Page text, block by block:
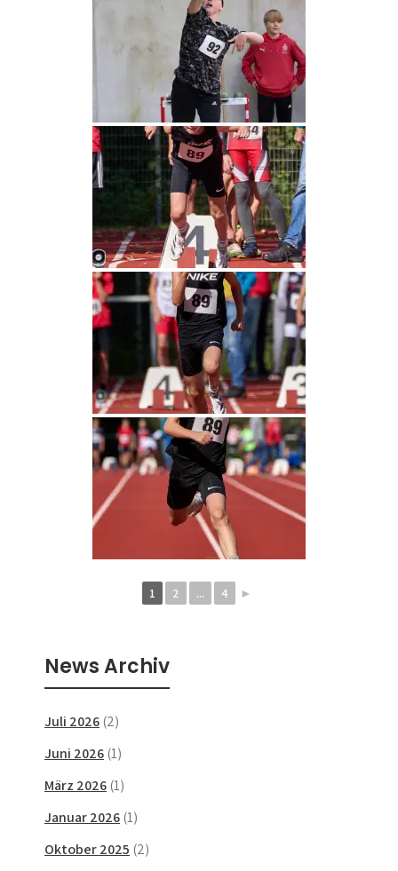
1 2 ... 4 ►
News Archiv
Juli 2026(2)
Juni 2026(1)
März 2026(1)
Januar 2026(1)
Oktober 2025 (2)